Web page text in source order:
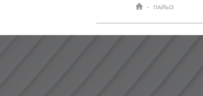
ПАЙЫЗ